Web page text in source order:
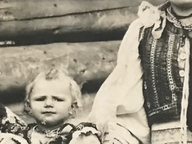
okrem iného: proaktívne z vlastných zdrojov
vytvárať podmienky na rozvoj priaz